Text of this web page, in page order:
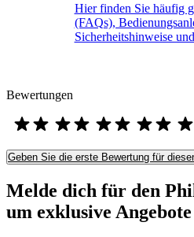
Hier finden Sie häufig
(FAQs),
Sicherheitshinweise
Bewertungen
Geben Sie die erste Bewertung für
Melde dich für den
um exklusive